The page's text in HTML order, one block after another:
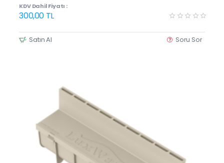
KDV Dahil Fiyatı :
300,00 TL
Satın Al Soru Sor